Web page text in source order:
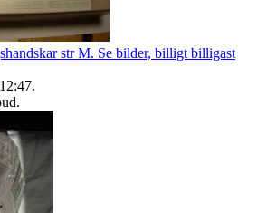
str M. Se bilder, billigt billigast
.
.